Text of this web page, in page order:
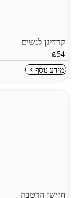
קרדיגן לנשים
₪54
מידע נוסף
חיישן הרטבה